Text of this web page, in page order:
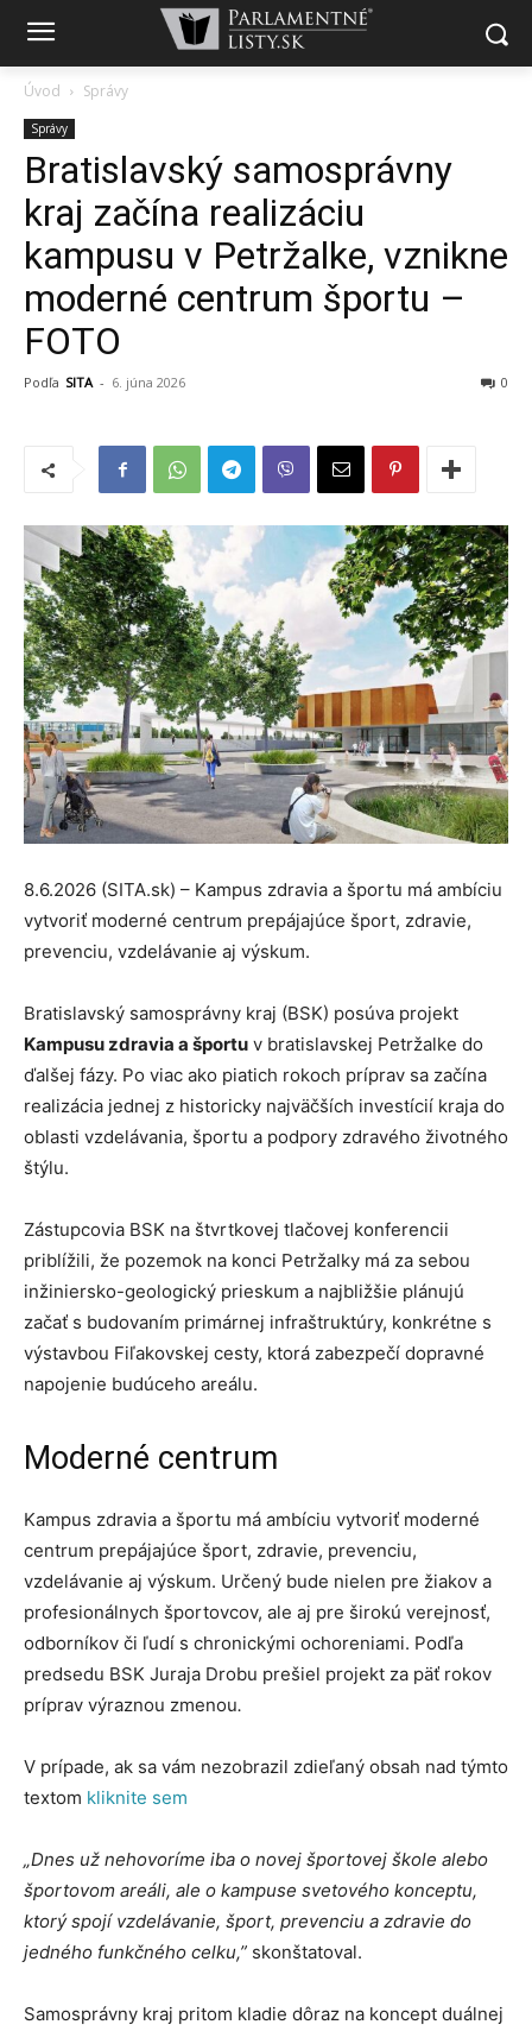
Úvod Správy
Správy
Bratislavský samosprávny
kraj začína realizáciu
kampusu v Petržalke, vznikne
moderné centrum športu –
FOTO
Podľa SITA - 6. júna 2026 0
8.6.2026 (SITA.sk) – Kampus zdravia a športu má ambíciu
vytvoriť moderné centrum prepájajúce šport, zdravie,
prevenciu, vzdelávanie aj výskum.
Bratislavský samosprávny kraj (BSK) posúva projekt
Kampusu zdravia a športu v bratislavskej Petržalke do
ďalšej fázy. Po viac ako piatich rokoch príprav sa začína
realizácia jednej z historicky najväčších investícií kraja do
oblasti vzdelávania, športu a podpory zdravého životného
štýlu.
Zástupcovia BSK na štvrtkovej tlačovej konferencii
priblížili, že pozemok na konci Petržalky má za sebou
inžiniersko-geologický prieskum a najbližšie plánujú
začať s budovaním primárnej infraštruktúry, konkrétne s
výstavbou Fiľakovskej cesty, ktorá zabezpečí dopravné
napojenie budúceho areálu.
Moderné centrum
Kampus zdravia a športu má ambíciu vytvoriť moderné
centrum prepájajúce šport, zdravie, prevenciu,
vzdelávanie aj výskum. Určený bude nielen pre žiakov a
profesionálnych športovcov, ale aj pre širokú verejnosť,
odborníkov či ľudí s chronickými ochoreniami. Podľa
predsedu BSK Juraja Drobu prešiel projekt za päť rokov
príprav výraznou zmenou.
V prípade, ak sa vám nezobrazil zdieľaný obsah nad týmto
textom kliknite sem
„Dnes už nehovoríme iba o novej športovej škole alebo
športovom areáli, ale o kampuse svetového konceptu,
ktorý spojí vzdelávanie, šport, prevenciu a zdravie do
jedného funkčného celku,” skonštatoval.
Samosprávny kraj pritom kladie dôraz na koncept duálnej